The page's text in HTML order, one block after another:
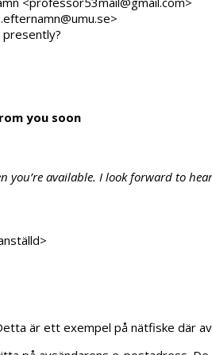
you soon
you’re available. I look forward to
är ett exempel på nätfiske där